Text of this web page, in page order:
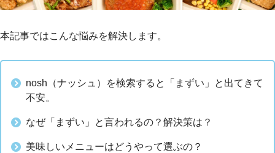
本記事ではこんな悩みを解決します。
nosh（ナッシュ）を検索すると「まずい」と出てきて
不安。
なぜ「まずい」と言われるの？解決策は？
美味しいメニューはどうやって選ぶの？